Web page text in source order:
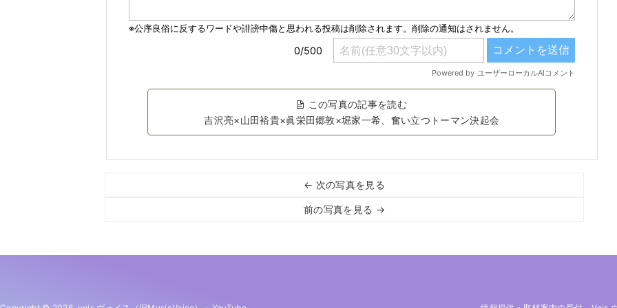
この写真の記事を読む
吉沢亮×山田裕貴×眞栄田郷敦×堀家一希、奮い立つトーマン決起会
← 次の写真を見る
前の写真を見る →